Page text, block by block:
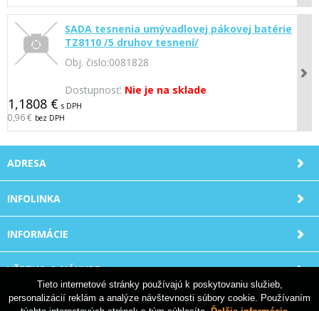
SADA tesnenia umývadlovej pákovej batérie
TZ8110 /5 druhov tesnení/
Obj. čislo:0081828
Dostupnosť: Nie je na sklade
1,1808 € s DPH
0,96 € bez DPH
ADRESA
INFOLINKA
INFORMÁCIE
VŠETKO O NÁKUPE
Tieto internetové stránky používajú k poskytovaniu služieb,
personalizácií reklám a analýze návštevnosti súbory cookie. Používaním